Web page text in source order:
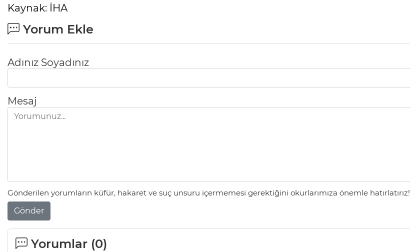
Kaynak: İHA
Yorum Ekle
Adınız Soyadınız
Mesaj
Gönderilen yorumların küfür, hakaret ve suç unsuru içermemesi gerektiğini okurlarımıza önemle hatırlatırız!
Gönder
Yorumlar (0)